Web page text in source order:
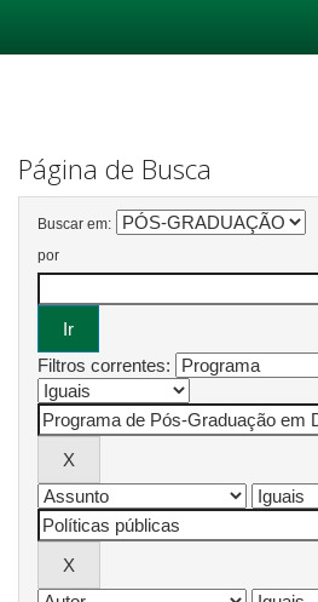
Página de Busca
Buscar em:
por
Filtros correntes: